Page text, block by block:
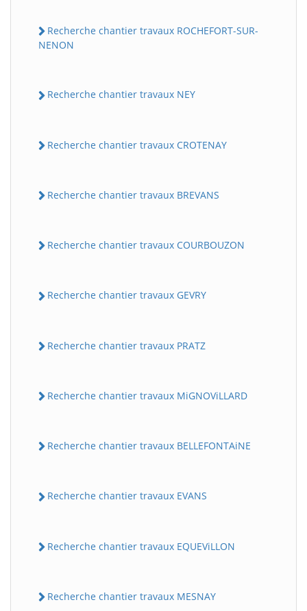
Recherche chantier travaux ROCHEFORT-SUR-
NENON
Recherche chantier travaux NEY
Recherche chantier travaux CROTENAY
Recherche chantier travaux BREVANS
Recherche chantier travaux COURBOUZON
Recherche chantier travaux GEVRY
Recherche chantier travaux PRATZ
Recherche chantier travaux MiGNOViLLARD
Recherche chantier travaux BELLEFONTAiNE
Recherche chantier travaux EVANS
Recherche chantier travaux EQUEViLLON
Recherche chantier travaux MESNAY